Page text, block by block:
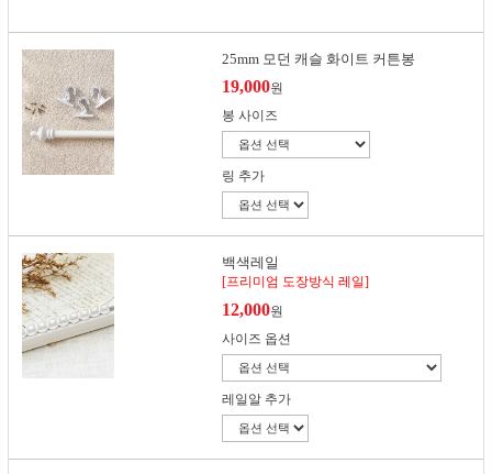
25mm 모던 캐슬 화이트 커튼봉
19,000원
봉 사이즈
링 추가
백색레일
[프리미엄 도장방식 레일]
12,000원
사이즈 옵션
레일알 추가